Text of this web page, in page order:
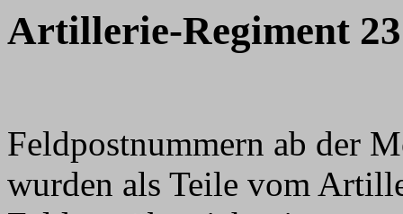
Artillerie-Regiment 23
Feldpostnummern ab der
wurden als Teile vom